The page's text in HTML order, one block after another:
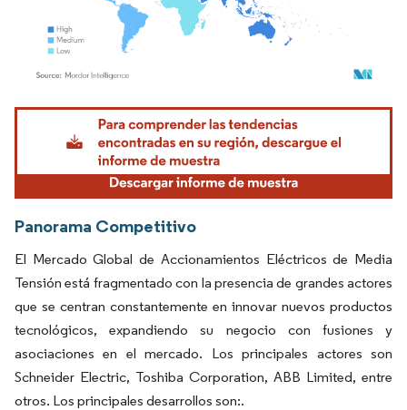
Imagen © Mordor Intelligence. El uso requiere atribución según CC BY 4.0.
Panorama Competitivo
El Mercado Global de Accionamientos Eléctricos de Media
Tensión está fragmentado con la presencia de grandes actores
que se centran constantemente en innovar nuevos productos
tecnológicos, expandiendo su negocio con fusiones y
asociaciones en el mercado. Los principales actores son
Schneider Electric, Toshiba Corporation, ABB Limited, entre
otros. Los principales desarrollos son:.